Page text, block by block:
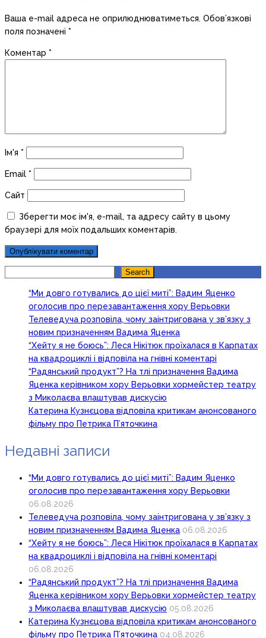
Ваша e-mail адреса не оприлюднюватиметься. Обов’язкові
поля позначені *
Коментар *
Ім'я *
Email *
Сайт
Зберегти моє ім'я, e-mail, та адресу сайту в цьому
браузері для моїх подальших коментарів.
Search
“Ми довго готувались до цієї миті”: Вадим Яценко
оголосив про перезавантаження хору Верьовки
Телеведуча розповіла, чому заінтригована у зв’язку з
новим призначенням Вадима Яценка
“Хейту я не боюсь”: Леся Нікітюк проїхалася в Карпатах
на квадроциклі і відповіла на гнівні коментарі
“Радянський продукт”? На тлі призначення Вадима
Яценка керівником хору Верьовки хормейстер театру
з Миколаєва влаштував дискусію
Катерина Кузнєцова відповіла критикам анонсованого
фільму про Петрика П’яточкина
Недавні записи
“Ми довго готувались до цієї миті”: Вадим Яценко
оголосив про перезавантаження хору Верьовки
06.08.2026
Телеведуча розповіла, чому заінтригована у зв’язку з
новим призначенням Вадима Яценка 06.08.2026
“Хейту я не боюсь”: Леся Нікітюк проїхалася в Карпатах
на квадроциклі і відповіла на гнівні коментарі
06.08.2026
“Радянський продукт”? На тлі призначення Вадима
Яценка керівником хору Верьовки хормейстер театру
з Миколаєва влаштував дискусію 05.08.2026
Катерина Кузнєцова відповіла критикам анонсованого
фільму про Петрика П’яточкина 04.08.2026